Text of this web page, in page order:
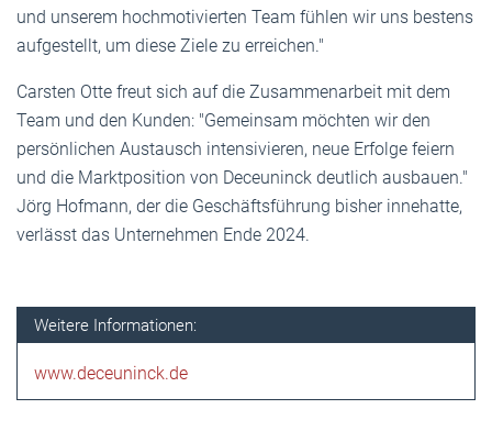
und unserem hochmotivierten Team fühlen wir uns bestens
aufgestellt, um diese Ziele zu erreichen."
Carsten Otte freut sich auf die Zusammenarbeit mit dem
Team und den Kunden: "Gemeinsam möchten wir den
persönlichen Austausch intensivieren, neue Erfolge feiern
und die Marktposition von Deceuninck deutlich ausbauen."
Jörg Hofmann, der die Geschäftsführung bisher innehatte,
verlässt das Unternehmen Ende 2024.
Weitere Informationen:
www.deceuninck.de